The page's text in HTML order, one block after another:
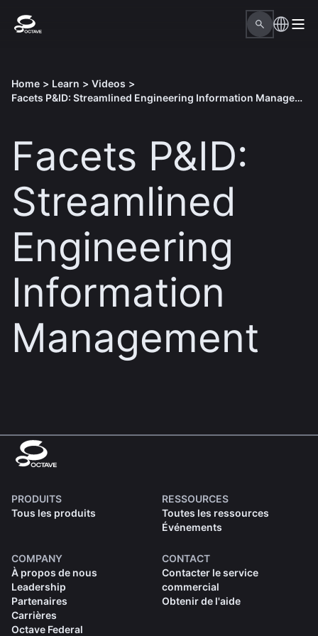
Home > Learn > Videos >
Facets P&ID: Streamlined Engineering Information Management
Facets P&ID:
Streamlined
Engineering
Information
Management
PRODUITS
Tous les produits
RESSOURCES
Toutes les ressources
Événements
COMPANY
À propos de nous
Leadership
Partenaires
Carrières
Octave Federal
CONTACT
Contacter le service
commercial
Obtenir de l'aide